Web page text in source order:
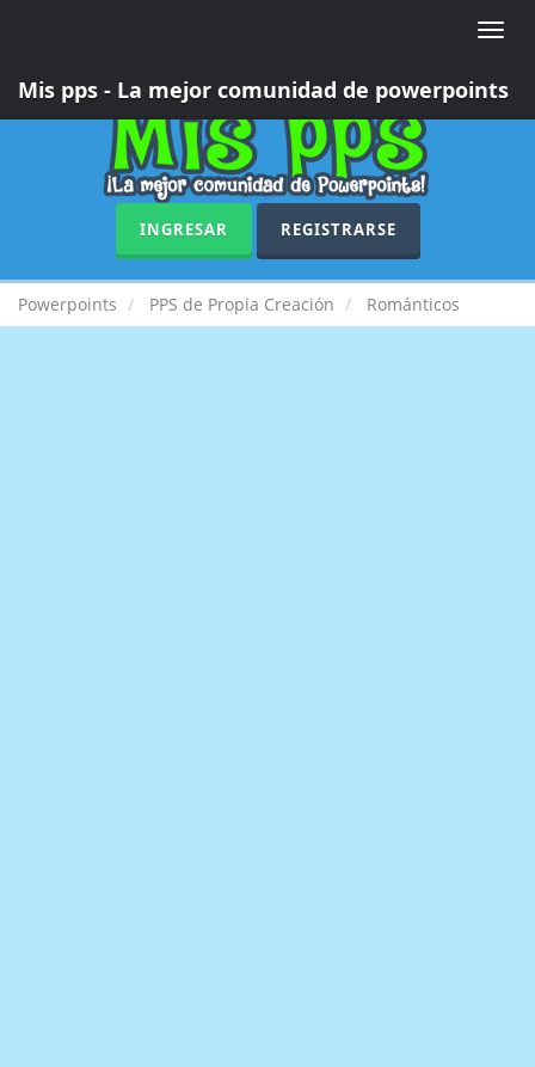
Toggle
Mis pps - La mejor comunidad de powerpoints
INGRESAR REGISTRARSE
Powerpoints PPS de Propia Creación Románticos